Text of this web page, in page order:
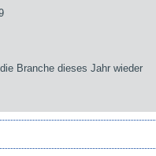
Branche dieses Jahr wieder